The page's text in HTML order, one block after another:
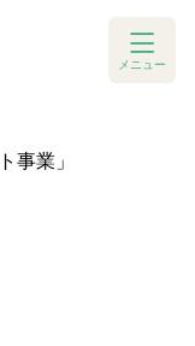
メニュー
事業」